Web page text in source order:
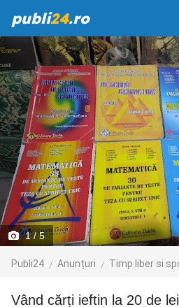
publi24.ro
1/ 5
Publi24 Anunțuri Timp liber si
vând cărți ieftin la 20 de